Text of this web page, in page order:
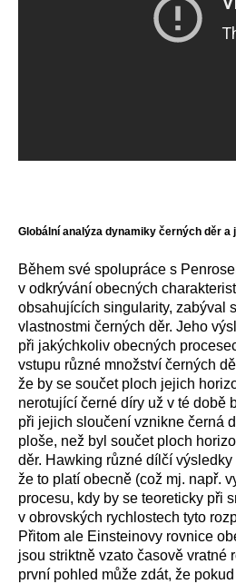
Globální analýza dynamiky černých děr a
Během své spolupráce s
v odkrývání obecných
obsahujících singularity, zabýval
vlastnostmi černých děr. Jeho
při jakýchkoliv obecných
vstupu různé množství černých
že by se součet ploch jejich
nerotující černé díry už v té době
při jejich sloučení vznikne černá
ploše, než byl součet ploch
děr. Hawking různé dílčí
že to platí obecně (což mj. např.
procesu, kdy by se teoreticky při
v obrovských rychlostech tyto
Přitom ale Einsteinovy rovnice
jsou striktně vzato časově vratné
první pohled může zdát, že